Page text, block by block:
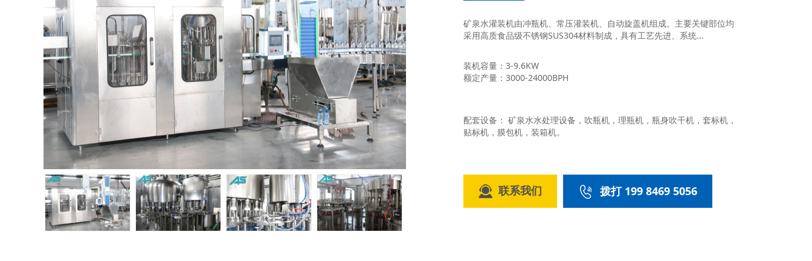
矿泉水灌装机由冲瓶机、常压灌装机、自动旋盖机组成。主要关键部位均
采用高质食品级不锈钢SUS304材料制成，具有工艺先进、系统...
装机容量：3-9.6KW
额定产量：3000-24000BPH
配套设备： 矿泉水水处理设备，吹瓶机，理瓶机，瓶身吹干机，套标机，
贴标机，膜包机，装箱机。
联系我们 拨打 199 8469 5056